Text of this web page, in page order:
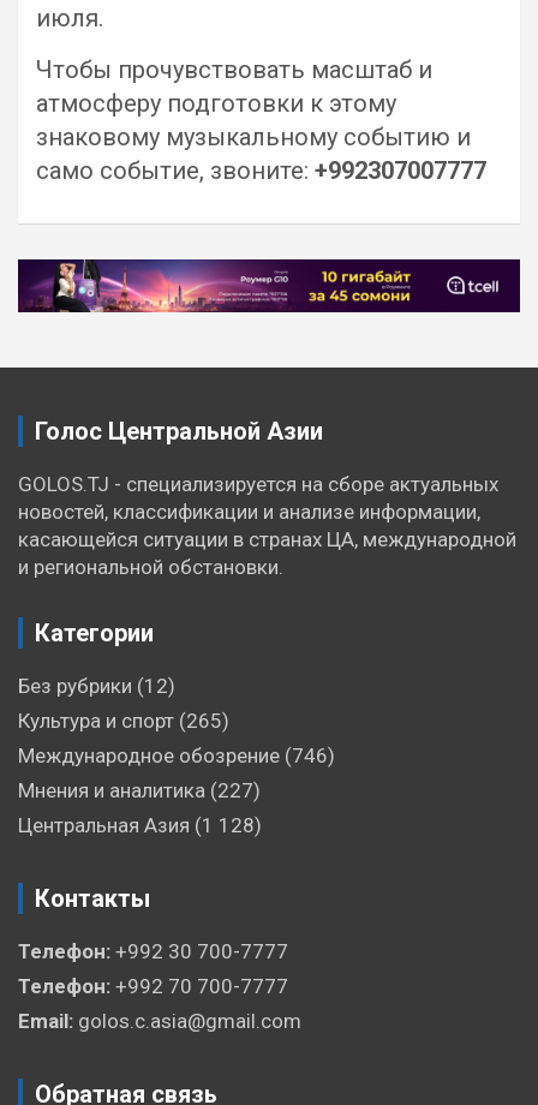
июля.
Чтобы прочувствовать масштаб и
атмосферу подготовки к этому
знаковому музыкальному событию и
само событие, звоните: +992307007777
Навигация
по
Голос Центральной Азии
GOLOS.TJ - специализируется на сборе актуальных
новостей, классификации и анализе информации,
касающейся ситуации в странах ЦА, международной
и региональной обстановки.
Категории
Без рубрики (12)
Культура и спорт (265)
Международное обозрение (746)
Мнения и аналитика (227)
Центральная Азия (1 128)
Контакты
Телефон: +992 30 700-7777
Телефон: +992 70 700-7777
Email: golos.c.asia@gmail.com
Обратная связь